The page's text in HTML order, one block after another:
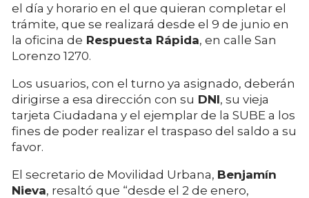
el día y horario en el que quieran completar el
trámite, que se realizará desde el 9 de junio en
la oficina de Respuesta Rápida, en calle San
Lorenzo 1270.
Los usuarios, con el turno ya asignado, deberán
dirigirse a esa dirección con su DNI, su vieja
tarjeta Ciudadana y el ejemplar de la SUBE a los
fines de poder realizar el traspaso del saldo a su
favor.
El secretario de Movilidad Urbana, Benjamín
Nieva, resaltó que “desde el 2 de enero,